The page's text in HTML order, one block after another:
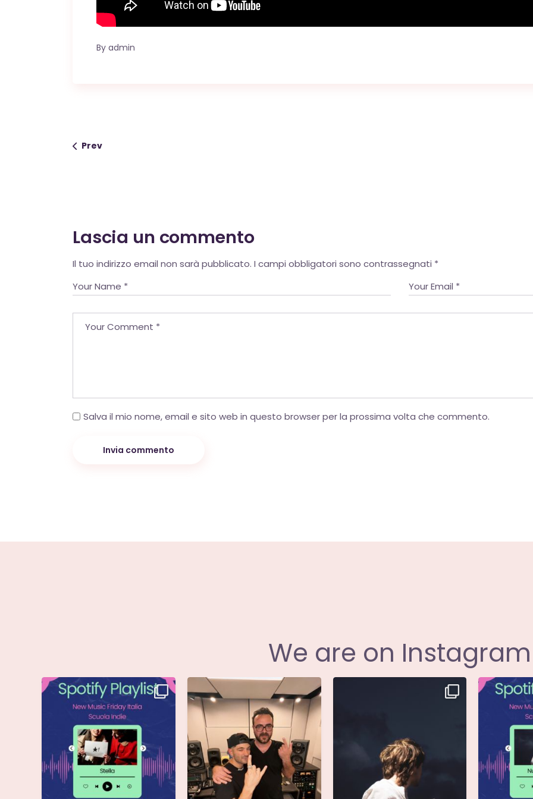
By admin
Prev
Lascia un commento
Il tuo indirizzo email non sarà pubblicato. I campi obbligatori sono contrassegnati *
Salva il mio nome, email e sito web in questo browser per la prossima volta che commento.
Invia commento
We are on Instagram
Stella di @musicadievandro è
disponibile su tutte...
Siamo entusiasti di annunciare
che @moseofficial...
Nuova